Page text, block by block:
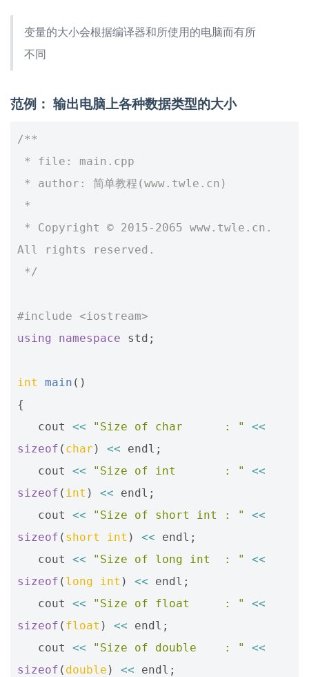
变量的大小会根据编译器和所使用的电脑而有所
不同
范例： 输出电脑上各种数据类型的大小
/**
* file: main.cpp
* author: 简单教程(www.twle.cn)
*
All rights reserved.
*/
#include <iostream>
using
namespace std ;
int main ()
{
cout
<< "Size of char      : "
<<
sizeof ( char ) << endl ;
cout
<< "Size of int       : "
<<
sizeof ( int ) << endl ;
cout
<< "Size of short int : "
<<
sizeof ( short int ) << endl ;
cout
<< "Size of long int  : "
<<
sizeof ( long int ) << endl ;
cout
<< "Size of float     : "
<<
sizeof ( float ) << endl ;
cout
<< "Size of double    : "
<<
sizeof ( double ) << endl ;